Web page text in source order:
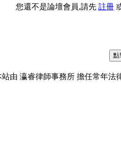
您還不是論壇會員,請先 註冊
站由 瀛睿律師事務所 擔任常年法